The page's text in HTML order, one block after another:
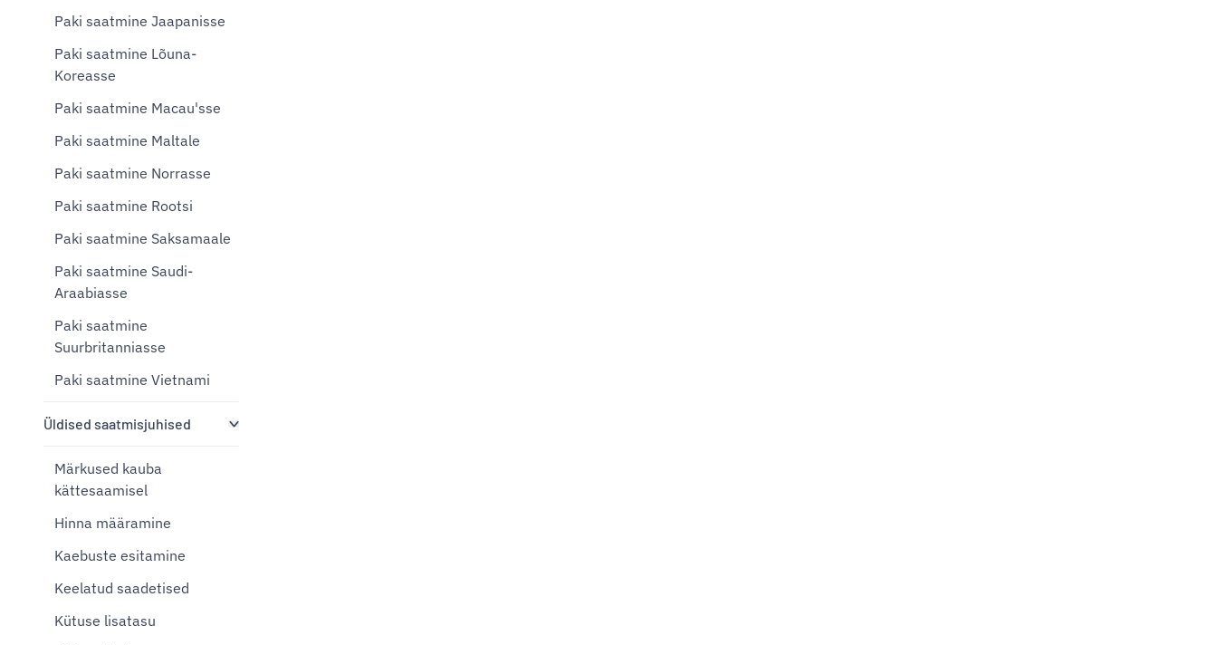
Paki saatmine Jaapanisse
Paki saatmine Lõuna-
Koreasse
Paki saatmine Macau'sse
Paki saatmine Maltale
Paki saatmine Norrasse
Paki saatmine Rootsi
Paki saatmine Saksamaale
Paki saatmine Saudi-
Araabiasse
Paki saatmine
Suurbritanniasse
Paki saatmine Vietnami
Üldised saatmisjuhised
Märkused kauba
kättesaamisel
Hinna määramine
Kaebuste esitamine
Keelatud saadetised
Kütuse lisatasu